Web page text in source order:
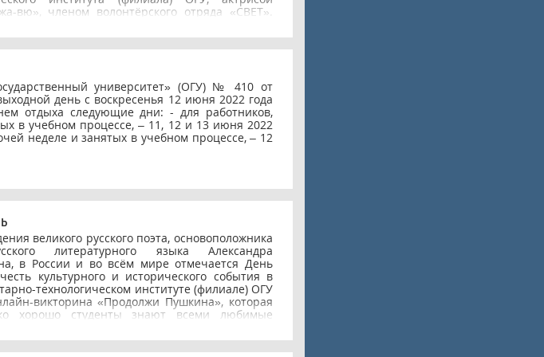
вю», членом волонтёрского отряда «СВЕТ».
соревнованиях, получала грамоты и
Серебряковой Ксении за активное участие
стипендия Профсоюза. Персональные
гуманитарно-технологического
наличии достижений в учебной, внеучебной
устанавливается дважды в учебном
с наградой — с назначением стипендии,
творческой деятельности, много новых побед,
университет» (ОГУ) № 410 от
день с воскресенья 12 июня 2022 года
отдыха следующие дни: - для работников,
в учебном процессе, – 11, 12 и 13 июня 2022
неделе и занятых в учебном процессе, – 12
великого русского поэта, основоположника
литературного языка Александра
в России и во всём мире отмечается День
культурного и исторического события в
технологическом институте (филиале) ОГУ
викторина «Продолжи Пушкина», которая
хорошо студенты знают всеми любимые
Викторина состояла из блоков разной
продолжение строчек из стихотворения